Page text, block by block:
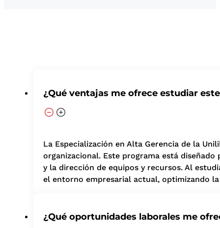
¿Qué ventajas me ofrece estudiar
La Especialización en Alta Gerencia de la
organizacional. Este programa está
y la dirección de equipos y recursos. Al
el entorno empresarial actual, optimizando
¿Qué oportunidades laborales me